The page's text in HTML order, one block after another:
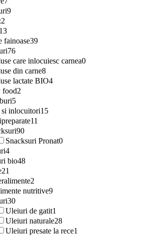
9
2
13
fainoase39
76
care inlocuiesc carnea0
din carne8
lactate BIO4
food2
5
si inlocuitori15
11
90
Snacksuri Pronat0
4
bio48
21
2
nutritive9
30
Uleiuri de gatit1
Uleiuri naturale28
Uleiuri presate la rece1